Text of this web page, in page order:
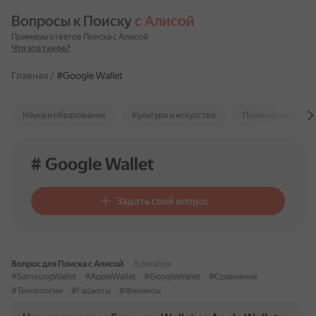
Вопросы к Поиску с Алисой
Примеры ответов Поиска с Алисой
Что это такое?
Главная / #Google Wallet
Наука и образование Культура и искусство Психология и
# Google Wallet
Задать свой вопрос
Вопрос для Поиска с Алисой
8 декабря
#SamsungWallet
#AppleWallet #GoogleWallet
#Сравнение
#Технологии
#Гаджеты #Финансы